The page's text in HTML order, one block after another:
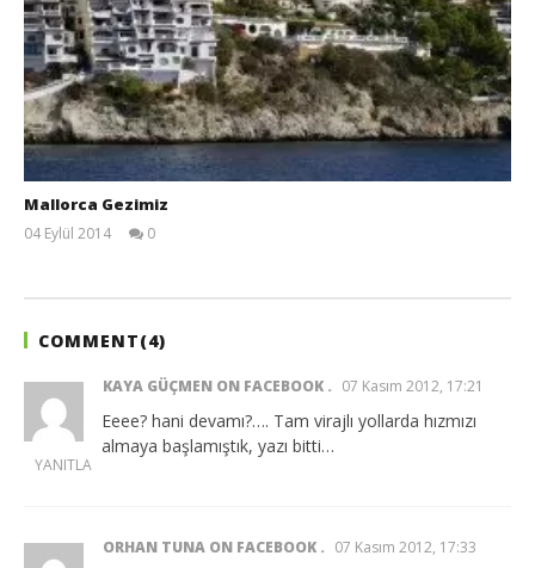
Mallorca Gezimiz
04 Eylül 2014
0
COMMENT(4)
KAYA GÜÇMEN ON FACEBOOK 07 Kasım 2012, 17:21
Eeee? hani devamı?…. Tam virajlı yollarda hızmızı
almaya başlamıştık, yazı bitti…
YANITLA
ORHAN TUNA ON FACEBOOK 07 Kasım 2012, 17:33